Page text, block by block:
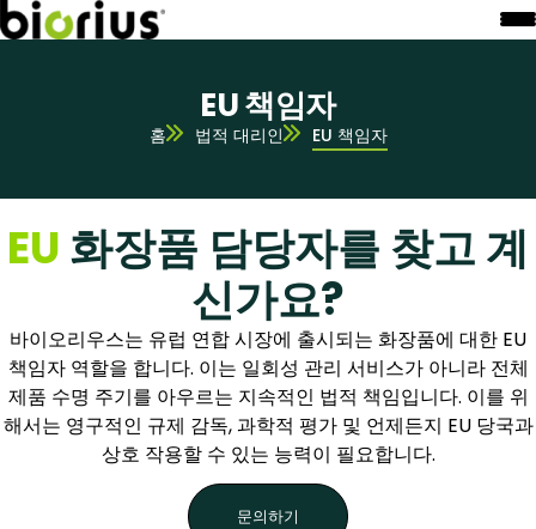
EU 책임자
홈 법적 대리인 EU 책임자
EU화장품 담당자를 찾고 계
신가요?
바이오리우스는 유럽 연합 시장에 출시되는 화장품에 대한 EU
책임자 역할을 합니다. 이는 일회성 관리 서비스가 아니라 전체
제품 수명 주기를 아우르는 지속적인 법적 책임입니다. 이를 위
해서는 영구적인 규제 감독, 과학적 평가 및 언제든지 EU 당국과
상호 작용할 수 있는 능력이 필요합니다.
문의하기